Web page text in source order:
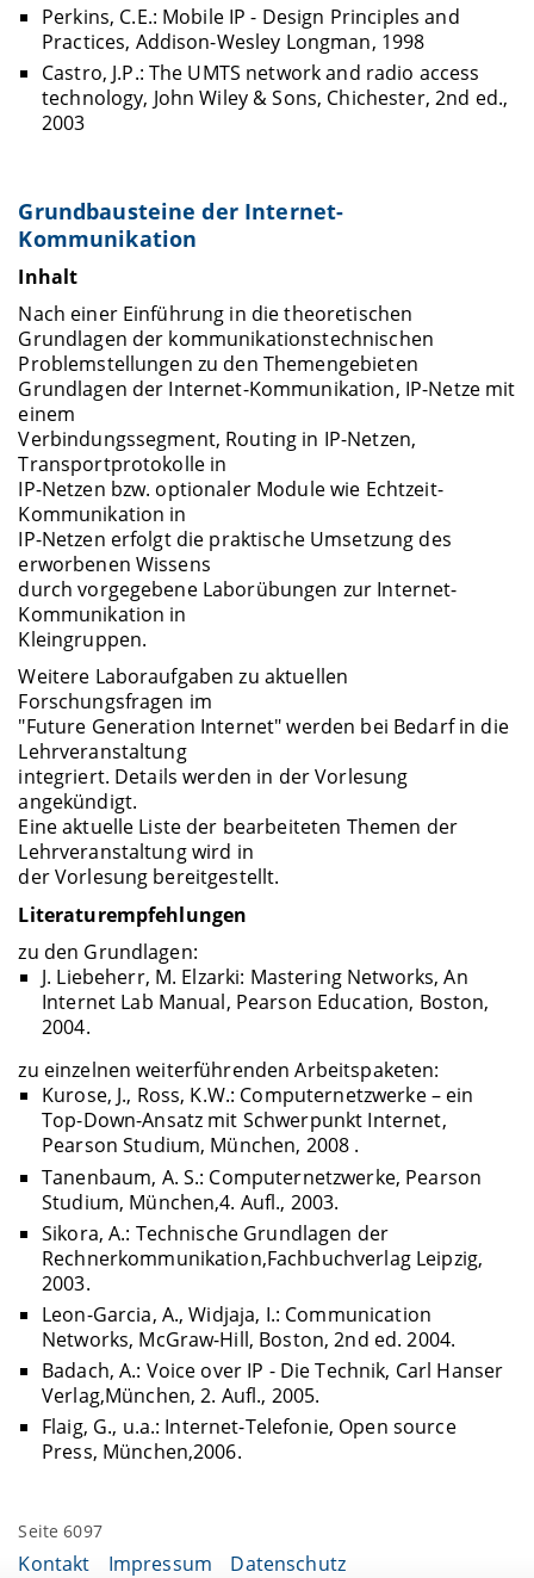
Perkins, C.E.: Mobile IP - Design Principles and
Practices, Addison-Wesley Longman, 1998
Castro, J.P.: The UMTS network and radio access
technology, John Wiley & Sons, Chichester, 2nd ed.,
2003
Grundbausteine der Internet-
Kommunikation
Inhalt
Nach einer Einführung in die theoretischen
Grundlagen der kommunikationstechnischen
Problemstellungen zu den Themengebieten
Grundlagen der Internet-Kommunikation, IP-Netze mit
einem
Verbindungssegment, Routing in IP-Netzen,
Transportprotokolle in
IP-Netzen bzw. optionaler Module wie Echtzeit-
Kommunikation in
IP-Netzen erfolgt die praktische Umsetzung des
erworbenen Wissens
durch vorgegebene Laborübungen zur Internet-
Kommunikation in
Kleingruppen.
Weitere Laboraufgaben zu aktuellen
Forschungsfragen im
"Future Generation Internet" werden bei Bedarf in die
Lehrveranstaltung
integriert. Details werden in der Vorlesung
angekündigt.
Eine aktuelle Liste der bearbeiteten Themen der
Lehrveranstaltung wird in
der Vorlesung bereitgestellt.
Literaturempfehlungen
zu den Grundlagen:
J. Liebeherr, M. Elzarki: Mastering Networks, An
Internet Lab Manual, Pearson Education, Boston,
2004.
zu einzelnen weiterführenden Arbeitspaketen:
Kurose, J., Ross, K.W.: Computernetzwerke – ein
Top-Down-Ansatz mit Schwerpunkt Internet,
Pearson Studium, München, 2008 .
Tanenbaum, A. S.: Computernetzwerke, Pearson
Studium, München,4. Aufl., 2003.
Sikora, A.: Technische Grundlagen der
Rechnerkommunikation,Fachbuchverlag Leipzig,
2003.
Leon-Garcia, A., Widjaja, I.: Communication
Networks, McGraw-Hill, Boston, 2nd ed. 2004.
Badach, A.: Voice over IP - Die Technik, Carl Hanser
Verlag,München, 2. Aufl., 2005.
Flaig, G., u.a.: Internet-Telefonie, Open source
Press, München,2006.
Seite 6097
Kontakt Impressum Datenschutz